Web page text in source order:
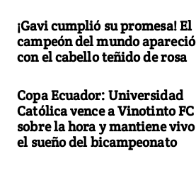
¡Gavi cumplió su promesa! El
campeón del mundo apareció
con el cabello teñido de rosa
Copa Ecuador: Universidad
Católica vence a Vinotinto FC
sobre la hora y mantiene vivo
el sueño del bicampeonato